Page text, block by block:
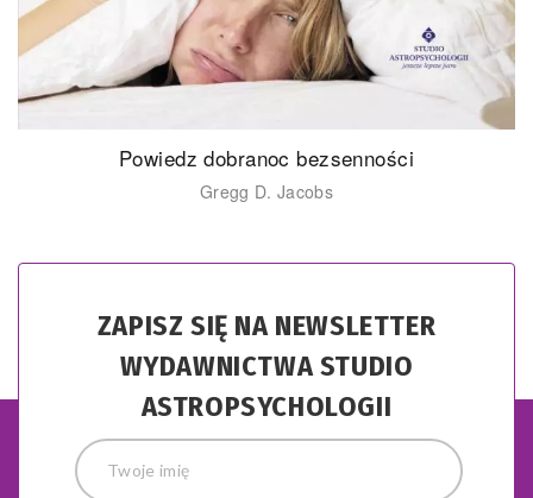
Powiedz dobranoc bezsenności
Gregg D. Jacobs
ZAPISZ SIĘ NA NEWSLETTER
WYDAWNICTWA STUDIO
ASTROPSYCHOLOGII